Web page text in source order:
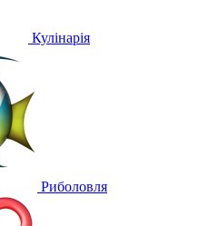
Кулінарія
Риболовля